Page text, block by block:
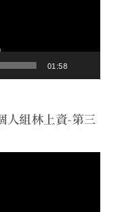
01:58
人組林上資-第三